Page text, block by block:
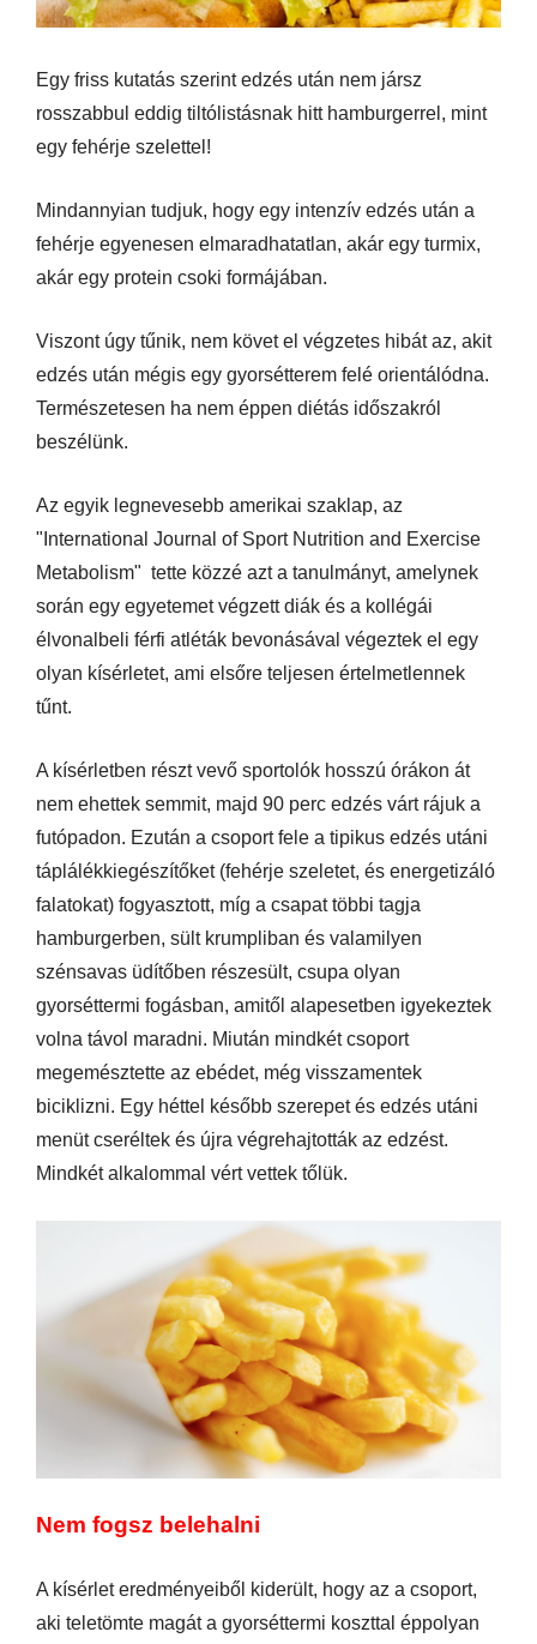
Egy friss kutatás szerint edzés után nem jársz
rosszabbul eddig tiltólistásnak hitt hamburgerrel, mint
egy fehérje szelettel!
Mindannyian tudjuk, hogy egy intenzív edzés után a
fehérje egyenesen elmaradhatatlan, akár egy turmix,
akár egy protein csoki formájában.
Viszont úgy tűnik, nem követ el végzetes hibát az, akit
edzés után mégis egy gyorsétterem felé orientálódna.
Természetesen ha nem éppen diétás időszakról
beszélünk.
Az egyik legnevesebb amerikai szaklap, az
"International Journal of Sport Nutrition and Exercise
Metabolism" tette közzé azt a tanulmányt, amelynek
során egy egyetemet végzett diák és a kollégái
élvonalbeli férfi atléták bevonásával végeztek el egy
olyan kísérletet, ami elsőre teljesen értelmetlennek
tűnt.
A kísérletben részt vevő sportolók hosszú órákon át
nem ehettek semmit, majd 90 perc edzés várt rájuk a
futópadon. Ezután a csoport fele a tipikus edzés utáni
táplálékkiegészítőket (fehérje szeletet, és energetizáló
falatokat) fogyasztott, míg a csapat többi tagja
hamburgerben, sült krumpliban és valamilyen
szénsavas üdítőben részesült, csupa olyan
gyorséttermi fogásban, amitől alapesetben igyekeztek
volna távol maradni. Miután mindkét csoport
megemésztette az ebédet, még visszamentek
biciklizni. Egy héttel később szerepet és edzés utáni
menüt cseréltek és újra végrehajtották az edzést.
Mindkét alkalommal vért vettek tőlük.
Nem fogsz belehalni
A kísérlet eredményeiből kiderült, hogy az a csoport,
aki teletömte magát a gyorséttermi koszttal éppolyan